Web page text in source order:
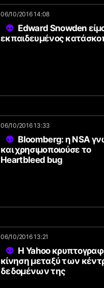
06/10/2016 14:08
Edward Snowden
εκπαιδευμένος
06/10/2016 13:33
Bloomberg: η NSA
και χρησιμοποιούσε το
Heartbleed bug
06/10/2016 13:21
Η Yahoo
κίνηση μεταξύ των
δεδομένων της